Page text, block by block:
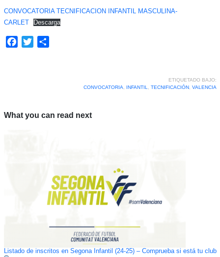
CONVOCATORIA TECNIFICACION INFANTIL MASCULINA-
CARLET
Descarga
Facebook
Twitter
ETIQUETADO BAJO:
CONVOCATORIA
INFANTIL TECNIFICACIÓN, VALENCIA
What you can read next
Listado de inscritos en Segona Infantil (24-25) – Comprueba si está tu club